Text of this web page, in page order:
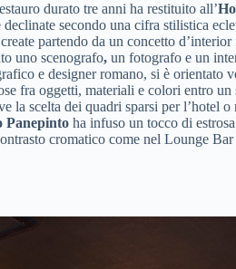
durato tre anni ha restituito all’
declinate secondo una cifra stilistica
partendo da un concetto
uno scenografo, un fotografo e un
e designer romano, si è orientato
fra oggetti, materiali e colori entro
la scelta dei quadri sparsi per l’hotel
Panepinto ha infuso un tocco di
cromatico come nel Lounge